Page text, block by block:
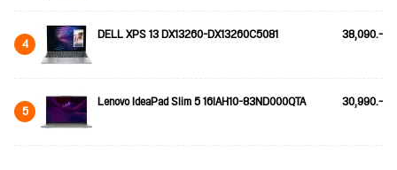
4 DELL XPS 13 DX13260-DX13260C5081 38,090.-
5 Lenovo IdeaPad Slim 5 16IAH10-83ND000QTA 30,990.-